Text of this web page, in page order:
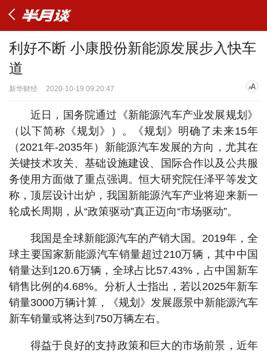
利好不断 小康股份新能源发展步入快车
道
新华财经 2020-10-19 09:20:47
近日，国务院通过《新能源汽车产业发展规划》
（以下简称《规划》）。《规划》明确了未来15年
（2021年-2035年）新能源汽车发展的方向，尤其在
关键技术攻关、基础设施建设、国际合作以及公共服
务使用方面做了重点强调。恒大研究院任泽平等发文
称，顶层设计出炉，我国新能源汽车产业将迎来新一
轮成长周期，从“政策驱动”真正迈向“市场驱动”。
我国是全球新能源汽车的产销大国。2019年，全
球主要国家新能源汽车销量超过210万辆，其中中国
销量达到120.6万辆，全球占比57.43%，占中国新车
销售比例的4.68%。分析人士指出，若以2025年新车
销量3000万辆计算，《规划》发展愿景中新能源汽车
新车销量或将达到750万辆左右。
得益于良好的支持政策和巨大的市场前景，近年